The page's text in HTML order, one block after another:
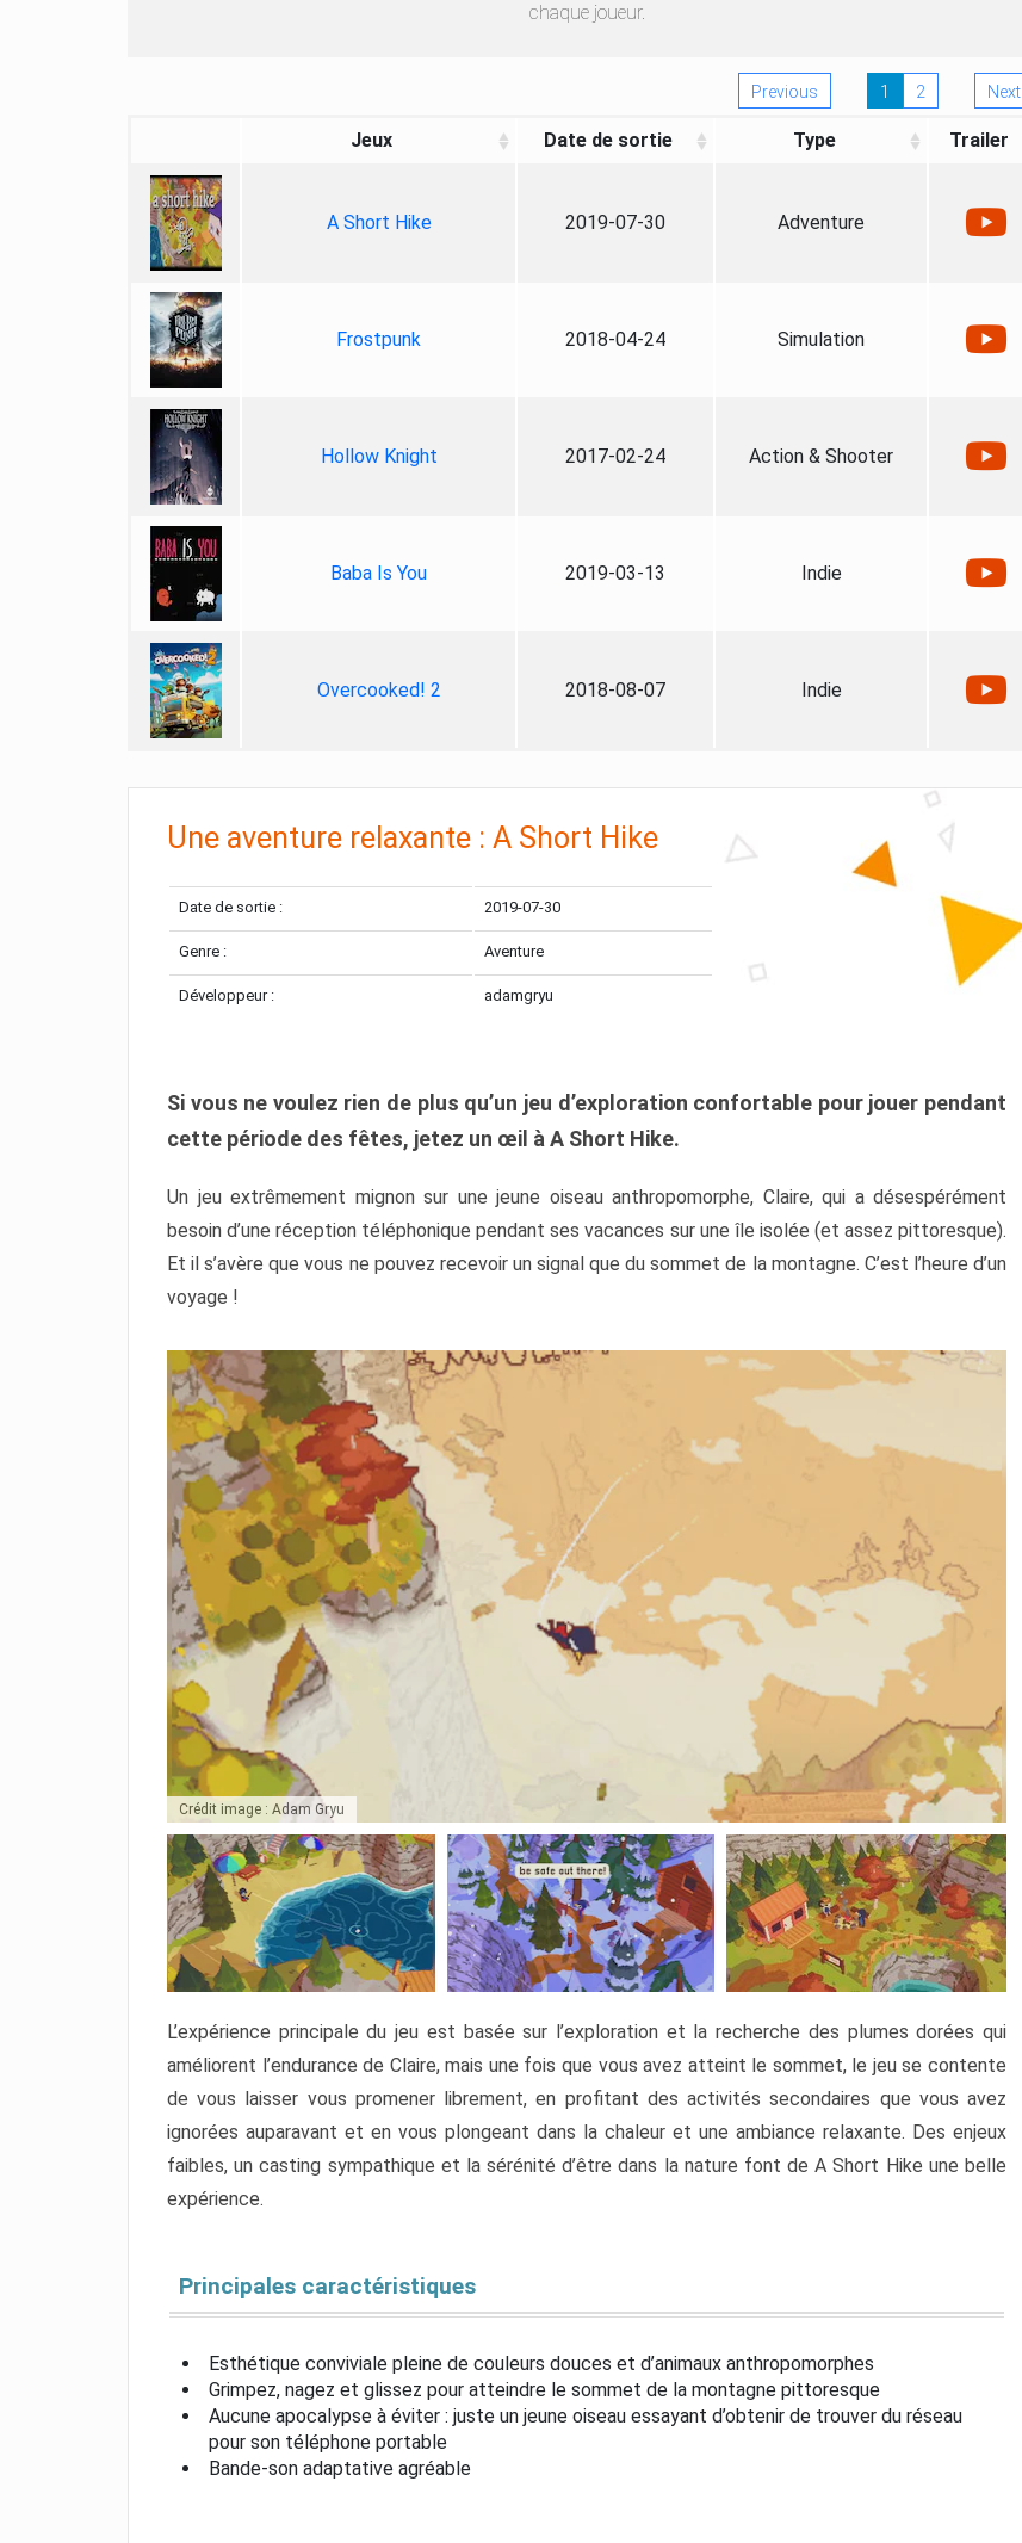
chaque joueur.
Previous 1 2 Next
Jeux Date de sortie Type Trailer
A Short Hike 2019-07-30 Adventure
Frostpunk 2018-04-24 Simulation
Hollow Knight 2017-02-24 Action & Shooter
Baba Is You 2019-03-13 Indie
Overcooked! 2 2018-08-07 Indie
Une aventure relaxante : A Short Hike
Date de sortie : 2019-07-30
Genre : Aventure
Développeur : adamgryu
Si vous ne voulez rien de plus qu’un jeu d’exploration confortable pour jouer pendant
cette période des fêtes, jetez un œil à A Short Hike.
Un jeu extrêmement mignon sur une jeune oiseau anthropomorphe, Claire, qui a désespérément
besoin d’une réception téléphonique pendant ses vacances sur une île isolée (et assez pittoresque).
Et il s’avère que vous ne pouvez recevoir un signal que du sommet de la montagne. C’est l’heure d’un
voyage !
Crédit image : Adam Gryu
L’expérience principale du jeu est basée sur l’exploration et la recherche des plumes dorées qui
améliorent l’endurance de Claire, mais une fois que vous avez atteint le sommet, le jeu se contente
de vous laisser vous promener librement, en profitant des activités secondaires que vous avez
ignorées auparavant et en vous plongeant dans la chaleur et une ambiance relaxante. Des enjeux
faibles, un casting sympathique et la sérénité d’être dans la nature font de A Short Hike une belle
expérience.
Principales caractéristiques
Esthétique conviviale pleine de couleurs douces et d’animaux anthropomorphes
Grimpez, nagez et glissez pour atteindre le sommet de la montagne pittoresque
Aucune apocalypse à éviter : juste un jeune oiseau essayant d’obtenir de trouver du réseau
pour son téléphone portable
Bande-son adaptative agréable